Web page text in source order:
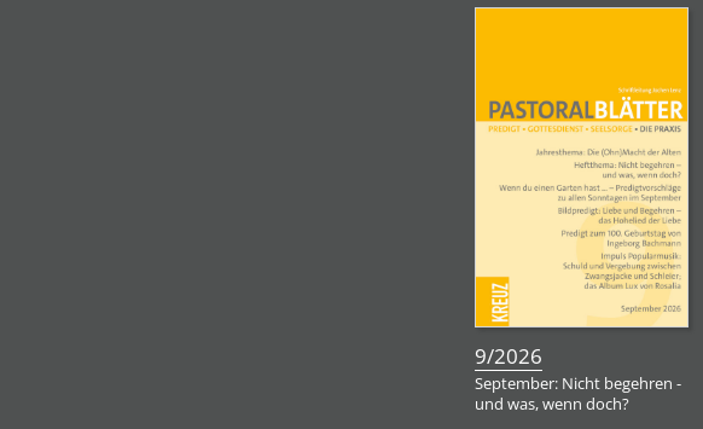
9/2026
September: Nicht begehren -
und was, wenn doch?